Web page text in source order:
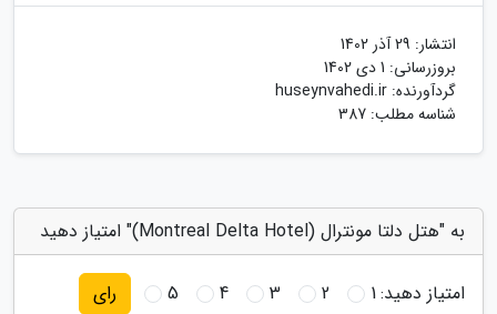
انتشار: 29 آذر 1402
بروزرسانی: 1 دی 1402
گردآورنده: huseynvahedi.ir
شناسه مطلب: 387
به "هتل دلتا مونترال (Montreal Delta Hotel)" امتیاز دهید
امتیاز دهید:1
2
3
4
5 رای